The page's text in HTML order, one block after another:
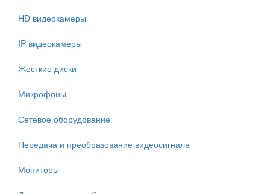
HD видеокамеры
IP видеокамеры
Жесткие диски
Микрофоны
Сетевое оборудование
Передача и преобразование видеосигнала
Мониторы